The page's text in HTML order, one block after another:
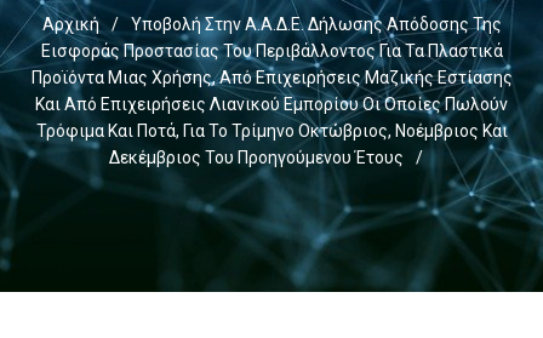
Αρχική /
Υποβολή Στην Α.Α.Δ.Ε. Δήλωσης Απόδοσης Της
Εισφοράς Προστασίας Του Περιβάλλοντος Για Τα Πλαστικά
Προϊόντα Μιας Χρήσης, Από Επιχειρήσεις Μαζικής Εστίασης
Και Από Επιχειρήσεις Λιανικού Εμπορίου Οι Οποίες Πωλούν
Τρόφιμα Και Ποτά, Για Το Τρίμηνο Οκτώβριος, Νοέμβριος Και
Δεκέμβριος Του Προηγούμενου Έτους
/